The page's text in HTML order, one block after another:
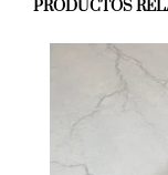
PRODUCTOS